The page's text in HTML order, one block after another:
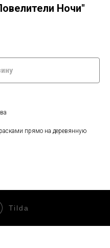
Ночи"
прямо на деревянную
Tilda